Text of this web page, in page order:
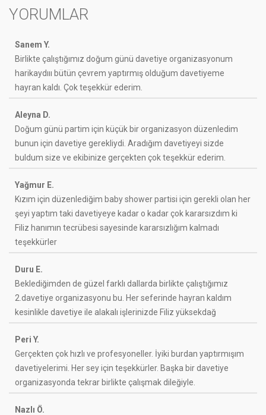
YORUMLAR
Sanem Y.
Birlikte çalıştığımız doğum günü davetiye organizasyonum
harikaydııı bütün çevrem yaptırmış olduğum davetiyeme
hayran kaldı. Çok teşekkür ederim.
Aleyna D.
Doğum günü partim için küçük bir organizasyon düzenledim
bunun için davetiye gerekliydi. Aradığım davetiyeyi sizde
buldum size ve ekibinize gerçekten çok teşekkür ederim.
Yağmur E.
Kızım için düzenlediğim baby shower partisi için gerekli olan her
şeyi yaptım taki davetiyeye kadar o kadar çok kararsızdım ki
Filiz hanımın tecrübesi sayesinde kararsızlığım kalmadı
teşekkürler
Duru E.
Beklediğimden de güzel farklı dallarda birlikte çalıştığımız
2.davetiye organizasyonu bu. Her seferinde hayran kaldım
kesinlikle davetiye ile alakalı işlerinizde Filiz yüksekdağ
Peri Y.
Gerçekten çok hızlı ve profesyoneller. İyiki burdan yaptırmışım
davetiyelerimi. Her sey için teşekkürler. Başka bir davetiye
organizasyonda tekrar birlikte çalışmak dileğiyle.
Nazlı Ö.